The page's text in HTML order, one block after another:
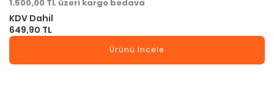
1.500,00 TL üzeri kargo bedava
KDV Dahil
649,90 TL
Ürünü İncele